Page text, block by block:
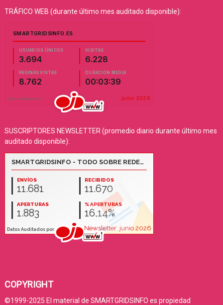
TRÁFICO WEB (durante último mes auditado disponible):
SUSCRIPTORES NEWSLETTER (promedio diario durante último mes
auditado disponible):
COPYRIGHT
©1999-2025 El material de SMARTGRIDSINFO es propiedad